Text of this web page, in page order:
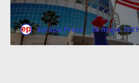
Europa Press · 26 mayo 2021